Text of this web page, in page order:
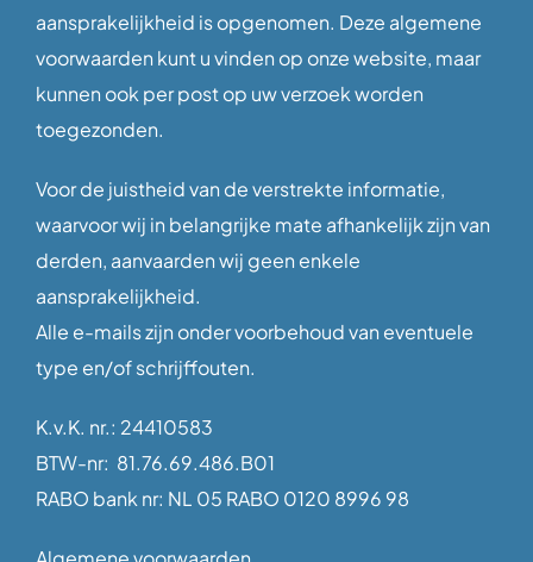
aansprakelijkheid is opgenomen. Deze algemene
voorwaarden kunt u vinden op onze website, maar
kunnen ook per post op uw verzoek worden
toegezonden.
Voor de juistheid van de verstrekte informatie,
waarvoor wij in belangrijke mate afhankelijk zijn van
derden, aanvaarden wij geen enkele
aansprakelijkheid.
Alle e-mails zijn onder voorbehoud van eventuele
type en/of schrijffouten.
K.v.K. nr.: 24410583
BTW-nr: 81.76.69.486.B01
RABO bank nr: NL 05 RABO 0120 8996 98